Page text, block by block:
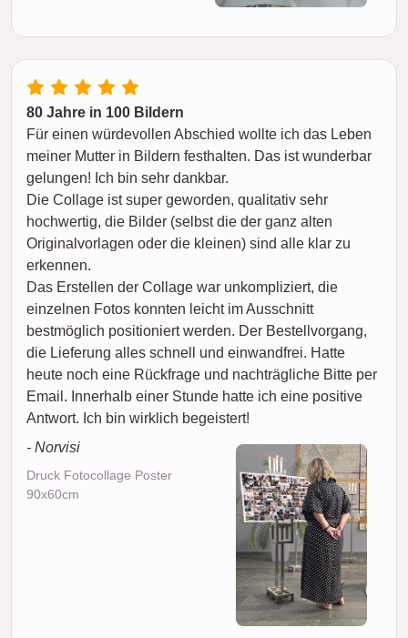
80 Jahre in 100 Bildern
Für einen würdevollen Abschied wollte ich das Leben
meiner Mutter in Bildern festhalten. Das ist wunderbar
gelungen! Ich bin sehr dankbar.
Die Collage ist super geworden, qualitativ sehr
hochwertig, die Bilder (selbst die der ganz alten
Originalvorlagen oder die kleinen) sind alle klar zu
erkennen.
Das Erstellen der Collage war unkompliziert, die
einzelnen Fotos konnten leicht im Ausschnitt
bestmöglich positioniert werden. Der Bestellvorgang,
die Lieferung alles schnell und einwandfrei. Hatte
heute noch eine Rückfrage und nachträgliche Bitte per
Email. Innerhalb einer Stunde hatte ich eine positive
Antwort. Ich bin wirklich begeistert!
- Norvisi
Druck Fotocollage Poster
90x60cm